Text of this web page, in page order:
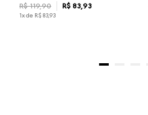
R$ 119,90 R$ 83, 93
1x de R$ 83,93